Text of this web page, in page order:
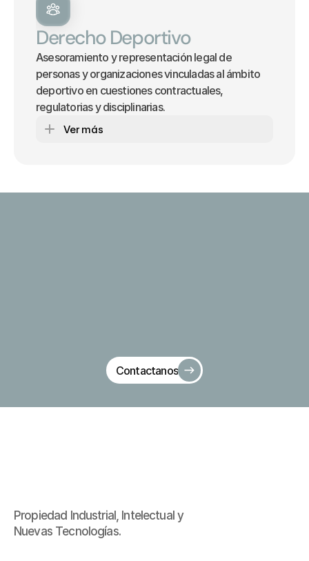
Derecho Deportivo
Asesoramiento y representación legal de
personas y organizaciones vinculadas al ámbito
deportivo en cuestiones contractuales,
regulatorias y disciplinarias.
Ver más
Contactanos
Propiedad Industrial, Intelectual y
Nuevas Tecnologías.